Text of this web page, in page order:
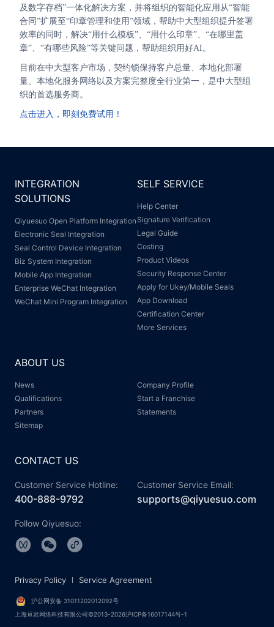
及数字存档”一体化解决方案，并将组织的智能化应用从“智能
合同”扩展至“印章管理和使用”领域，帮助中大型组织提升签署
效率的同时，解决“用什么模板”、“用什么印章”、“在哪里盖
章”、“有哪些风险”等关键问题，帮助组织用好AI。
目前在中大型客户市场，契约锁保持客户总量、本地化部署
量、本地化服务网络以及方案完整度全行业第一，是中大型组
织的首选服务商。
点击进入，即刻免费试用！
INTEGRATION
SOLUTIONS
Qiyuesuo Open Platform Integration
Electronic Seal Integration
Seal Control Device Integration
Biz System Integration
Mobile App Integration
Enterprise WeChat Integration
WeChat Mini Program Integration
SELF SERVICE
Help Center
Signature Verification
Legal Guide
Costing
Product Videos
Security Response Center
Apply for Ukey/Mobile Seals
App Download
Certification Center
More Services
ABOUT US
News
Company Profile
Qualifications
Start a Franchise
Partners
Statements
Sitemap
CONTACT US
Customer Service Hotline:
400-888-9792
Customer Service Email:
supports@qiyuesuo.com
Follow Qiyuesuo:
沪公网安备 31011202012092号
上海亘岩网络科技有限公司©2013-2026沪ICP备16017144号-1
Privacy Policy Service Agreement